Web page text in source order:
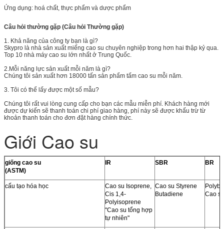
Ứng dụng: hoá chất, thực phẩm và dược phẩm
Câu hỏi thường gặp (Câu hỏi Thường gặp)
1. Khả năng của công ty bạn là gì?
Skypro là nhà sản xuất miếng cao su chuyên nghiệp trong hơn hai thập kỷ qua.
Top 10 nhà máy cao su lớn nhất ở Trung Quốc.
2.Mỗi năng lực sản xuất mỗi năm là gì?
Chúng tôi sản xuất hơn 18000 tấn sản phẩm tấm cao su mỗi năm.
3. Tôi có thể lấy được một số mẫu?
Chúng tôi rất vui lòng cung cấp cho bạn các mẫu miễn phí. Khách hàng mới
được dự kiến ​​sẽ thanh toán chi phí giao hàng, phí này sẽ được khấu trừ từ
khoản thanh toán cho đơn đặt hàng chính thức.
Giới Cao su
giống cao su
(ASTM)
IR SBR BR
cấu tạo hóa học
Cao su Isoprene,
Cis 1,4-
Polyisoprene
"Cao su tổng hợp
tự nhiên"
Cao su Styrene
Butadiene
Cao su